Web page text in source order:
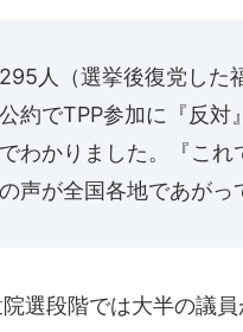
295人（選挙後復党し
約でTPP参加に『反対
わかりました。『こ
声が全国各地であがっ
院選段階では大半の議